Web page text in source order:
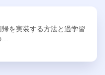
を実装する方法と過学習